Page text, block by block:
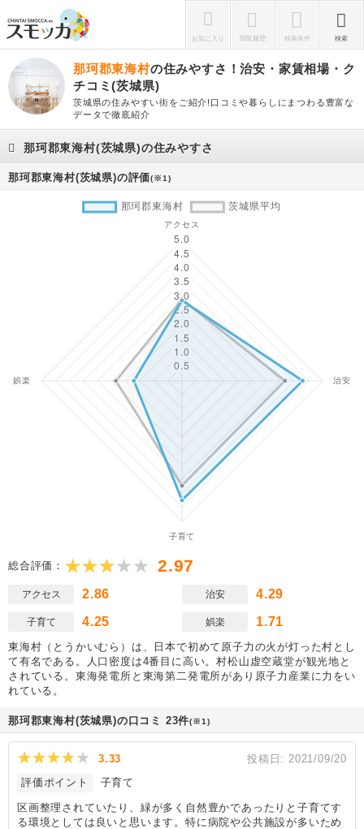
お気に入り 閲覧履歴 検索条件 検索
那珂郡東海村の住みやすさ！治安・家賃相場・ク
チコミ(茨城県)
茨城県の住みやすい街をご紹介!口コミや暮らしにまつわる豊富な
データで徹底紹介
那珂郡東海村(茨城県)の住みやすさ
那珂郡東海村(茨城県)の評価(※1)
総合評価： 2.97
アクセス 2.86 治安 4.29
子育て 4.25 娯楽 1.71
東海村（とうかいむら）は、日本で初めて原子力の火が灯った村とし
て有名である。人口密度は4番目に高い。村松山虚空蔵堂が観光地と
されている。東海発電所と東海第二発電所があり原子力産業に力をい
れている。
那珂郡東海村(茨城県)の口コミ 23件(※1)
3.33 投稿日: 2021/09/20
評価ポイント
子育て
区画整理されていたり、緑が多く自然豊かであったりと子育てす
る環境としては良いと思います。特に病院や公共施設が多いため